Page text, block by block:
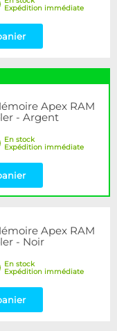
Expédition immédiate
Apex RAM
- Argent
En stock
Expédition immédiate
Apex RAM
- Noir
En stock
Expédition immédiate